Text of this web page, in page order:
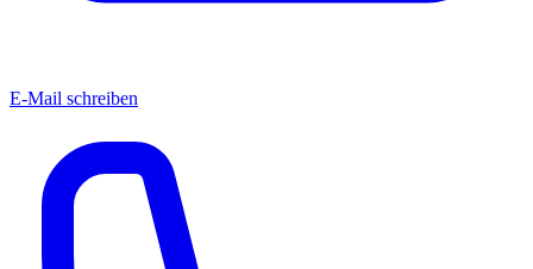
E-Mail schreiben